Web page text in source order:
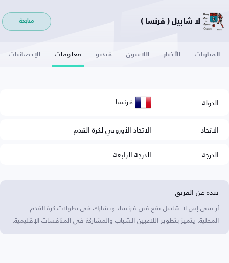
لا شابيل ( فرنسا ) متابعة
المباريات الأخبار اللاعبون فيديو معلومات الإحصائيات
الدولة فرنسا
الاتحاد
الاتحاد الأوروبي لكرة القدم
الدرجة
الدرجة الرابعة
نبذة عن الفريق
آر سي إس لا شابيل يقع في فرنسا، ويشارك في بطولات كرة القدم
المحلية. يتميز بتطوير اللاعبين الشباب والمشاركة في المنافسات الإقليمية.